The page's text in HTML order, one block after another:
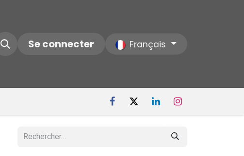
Contactez-nous Notre Société
Se connecter Français